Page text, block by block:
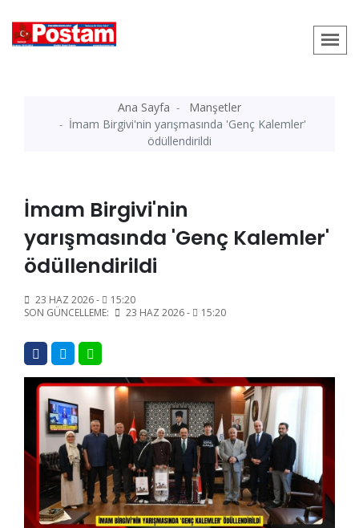
Ana Sayfa
Manşetler
İmam Birgivi'nin yarışmasında 'Genç Kalemler'
ödüllendirildi
İmam Birgivi'nin
yarışmasında 'Genç Kalemler'
ödüllendirildi
23 HAZ 2026 -
15:20
SON GÜNCELLEME:
23 HAZ 2026 - 15:20